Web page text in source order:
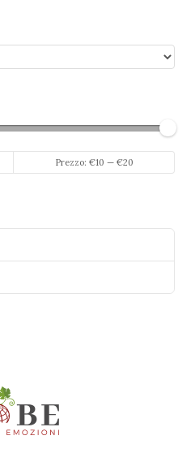
Prezzo: €10 — €20